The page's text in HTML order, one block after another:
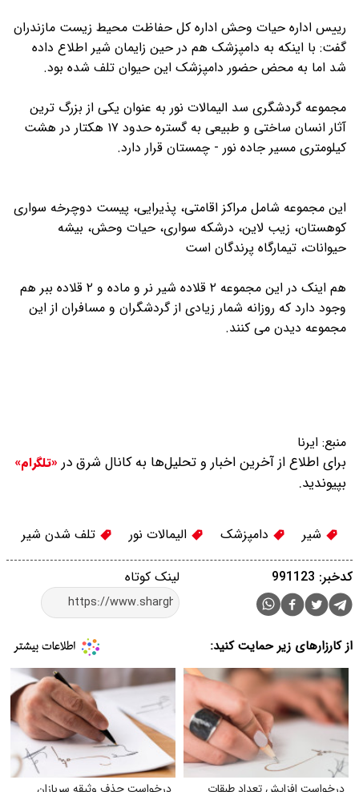
رییس اداره حیات وحش اداره کل حفاظت محیط زیست مازندران
گفت: با اینکه به دامپزشک هم در حین زایمان شیر اطلاع داده
شد اما به محض حضور دامپزشک این حیوان تلف شده بود.
مجموعه گردشگری سد الیمالات نور به عنوان یکی از بزرگ ترین
آثار انسان ساختی و طبیعی به گستره حدود ۱۷ هکتار در هشت
کیلومتری مسیر جاده نور - چمستان قرار دارد.
این مجموعه شامل مراکز اقامتی، پذیرایی، پیست دوچرخه سواری
کوهستان، زیب لاین، درشکه سواری، حیات وحش، بیشه
حیوانات، تیمارگاه پرندگان است
هم اینک در این مجموعه ۲ قلاده شیر نر و ماده و ۲ قلاده ببر هم
وجود دارد که روزانه شمار زیادی از گردشگران و مسافران از این
مجموعه دیدن می کنند.
منبع: ایرنا
برای اطلاع از آخرین اخبار و تحلیل‌ها به کانال شرق در «تلگرام»
بپیوندید.
شیر دامپزشک الیمالات نور تلف شدن شیر
لینک کوتاه کدخبر: 991123
از کارزارهای زیر حمایت کنید: